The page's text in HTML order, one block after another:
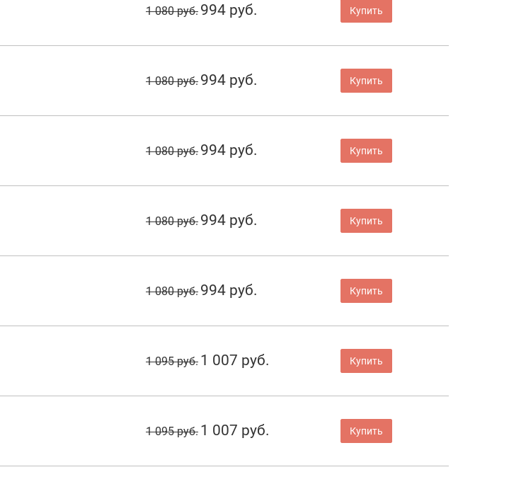
1 080 руб. 994 руб. Купить
1 080 руб. 994 руб. Купить
1 080 руб. 994 руб. Купить
1 080 руб. 994 руб. Купить
1 080 руб. 994 руб. Купить
1 095 руб. 1 007 руб. Купить
1 095 руб. 1 007 руб. Купить